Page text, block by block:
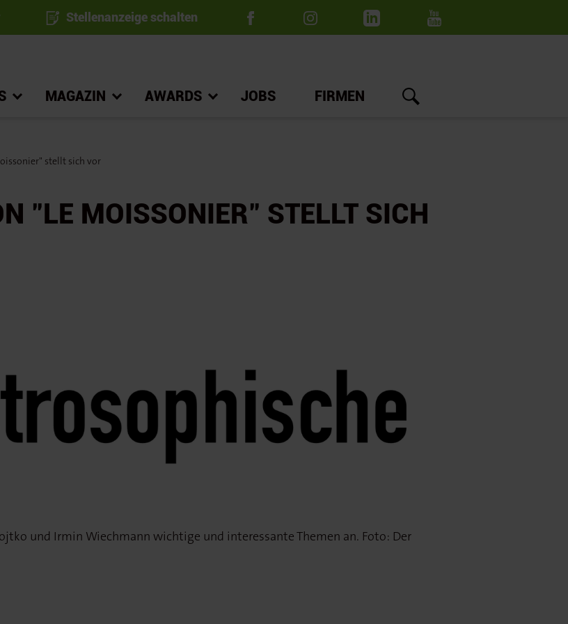
Stellenanzeige schalten
MAGAZIN AWARDS JOBS FIRMEN
stellt sich vor
"LE MOISSONIER" STELLT SICH
und Irmin Wiechmann wichtige und interessante Themen an. Foto: Der